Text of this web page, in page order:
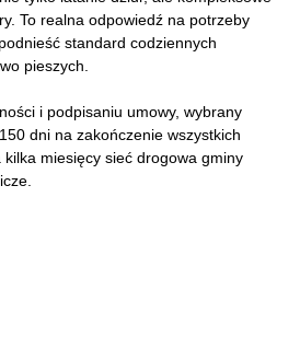
To realna odpowiedź na potrzeby
standard codziennych
pieszych.
i podpisaniu umowy, wybrany
dni na zakończenie wszystkich
miesięcy sieć drogowa gminy